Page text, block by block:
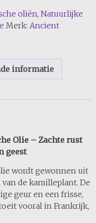
oliën, Natuurlijke
Merk: Ancient
informatie
Olie – Zachte rust
geest
wordt gewonnen uit
de kamilleplant. De
geur en een frisse,
vooral in Frankrijk,